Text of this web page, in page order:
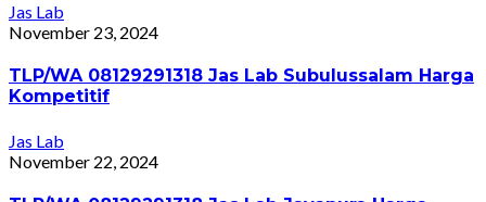
Jas Lab
November 23, 2024
TLP/WA 08129291318 Jas Lab Subulussalam Harga
Kompetitif
Jas Lab
November 22, 2024